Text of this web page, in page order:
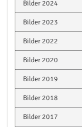
Bilder 2024
Bilder 2023
Bilder 2022
Bilder 2020
Bilder 2019
Bilder 2018
Bilder 2017